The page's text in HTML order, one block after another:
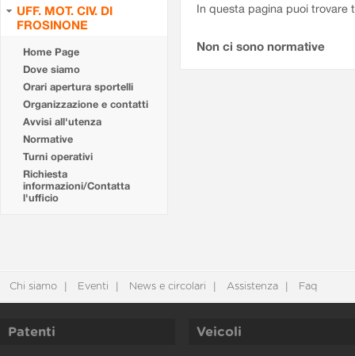
UFF. MOT. CIV. DI
FROSINONE
Home Page
Dove siamo
Orari apertura sportelli
Organizzazione e contatti
Avvisi all'utenza
Normative
Turni operativi
Richiesta
informazioni/Contatta
l'ufficio
In questa pagina puoi
Non ci sono normative
Chi siamo Eventi News e circolari Assistenza Faq
Patenti Veicoli